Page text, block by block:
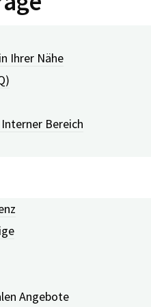
Ihrer Nähe
Bereich
Angebote